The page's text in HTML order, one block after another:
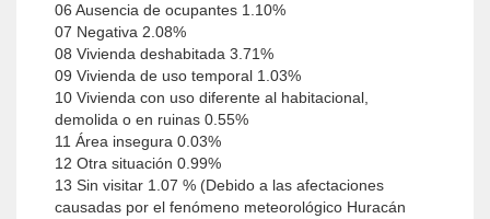
06 Ausencia de ocupantes 1.10%
07 Negativa 2.08%
08 Vivienda deshabitada 3.71%
09 Vivienda de uso temporal 1.03%
10 Vivienda con uso diferente al habitacional,
demolida o en ruinas 0.55%
11 Área insegura 0.03%
12 Otra situación 0.99%
13 Sin visitar 1.07 % (Debido a las afectaciones
causadas por el fenómeno meteorológico Huracán